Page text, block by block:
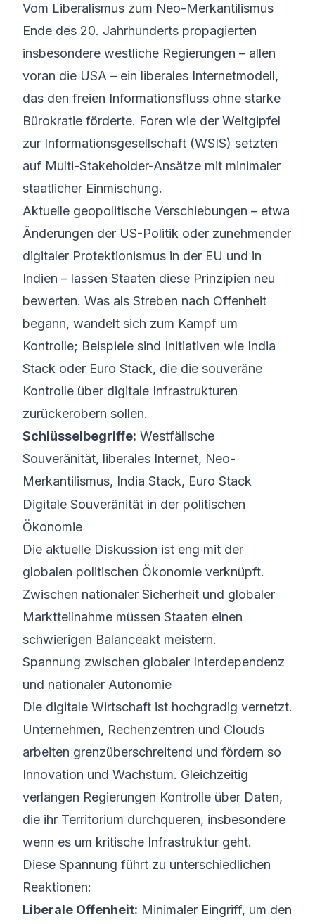
Vom Liberalismus zum Neo-Merkantilismus
Ende des 20. Jahrhunderts propagierten
insbesondere westliche Regierungen – allen
voran die USA – ein liberales Internetmodell,
das den freien Informationsfluss ohne starke
Bürokratie förderte. Foren wie der Weltgipfel
zur Informationsgesellschaft (WSIS) setzten
auf Multi-Stakeholder-Ansätze mit minimaler
staatlicher Einmischung.
Aktuelle geopolitische Verschiebungen – etwa
Änderungen der US-Politik oder zunehmender
digitaler Protektionismus in der EU und in
Indien – lassen Staaten diese Prinzipien neu
bewerten. Was als Streben nach Offenheit
begann, wandelt sich zum Kampf um
Kontrolle; Beispiele sind Initiativen wie India
Stack oder Euro Stack, die die souveräne
Kontrolle über digitale Infrastrukturen
zurückerobern sollen.
Schlüsselbegriffe: Westfälische
Souveränität, liberales Internet, Neo-
Merkantilismus, India Stack, Euro Stack
Digitale Souveränität in der politischen
Ökonomie
Die aktuelle Diskussion ist eng mit der
globalen politischen Ökonomie verknüpft.
Zwischen nationaler Sicherheit und globaler
Marktteilnahme müssen Staaten einen
schwierigen Balanceakt meistern.
Spannung zwischen globaler Interdependenz
und nationaler Autonomie
Die digitale Wirtschaft ist hochgradig vernetzt.
Unternehmen, Rechenzentren und Clouds
arbeiten grenzüberschreitend und fördern so
Innovation und Wachstum. Gleichzeitig
verlangen Regierungen Kontrolle über Daten,
die ihr Territorium durchqueren, insbesondere
wenn es um kritische Infrastruktur geht.
Diese Spannung führt zu unterschiedlichen
Reaktionen:
Liberale Offenheit: Minimaler Eingriff, um den